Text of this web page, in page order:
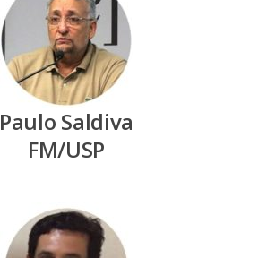
Paulo Saldiva
FM/USP